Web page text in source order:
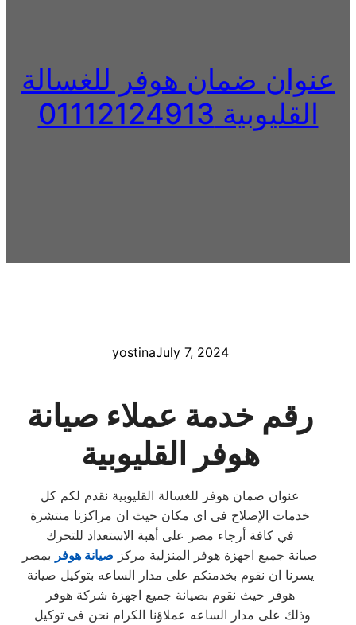
عنوان ضمان هوفر للغسالة
القليوبية 01112124913
yostinaJuly 7, 2024
رقم خدمة عملاء صيانة
هوفر القليوبية
عنوان ضمان هوفر للغسالة القليوبية نقدم لكم كل
خدمات الإصلاح فى اى مكان حيث ان مراكزنا منتشرة
في كافة أرجاء مصر على أهبة الاستعداد للتحرك
صيانة جميع اجهزة هوفر المنزلية مركز صيانة هوفر بمصر
يسرنا ان نقوم بخدمتكم على مدار الساعه بتوكيل صيانة
هوفر حيث نقوم بصيانة جميع اجهزة شركة هوفر